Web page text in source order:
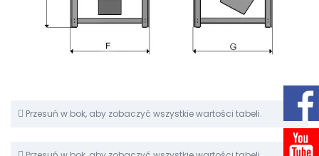
Przesuń w bok, aby zobaczyć wszystkie wartości tabeli.